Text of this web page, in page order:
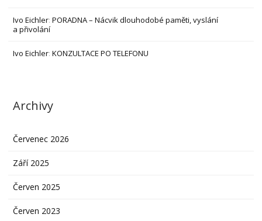
Ivo Eichler:PORADNA – Nácvik dlouhodobé paměti, vyslání
a přivolání
Ivo Eichler:KONZULTACE PO TELEFONU
Archivy
Červenec 2026
Září 2025
Červen 2025
Červen 2023